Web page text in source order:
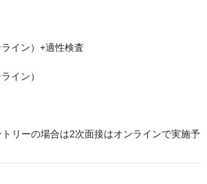
イン）+適性検査
イン）
リーの場合は2次面接はオンラインで実施予